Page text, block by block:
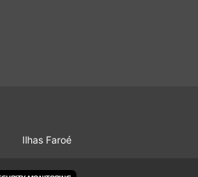
a tal terminal pode ser um
autorizados a entrar no terminal, e
em custos mais altos, pois os
durante as horas de pico,
da estrada, que às vezes pode
Lembre-se disso e não planeje
pode exigir reserva antecipada.
Ilhas Faroé